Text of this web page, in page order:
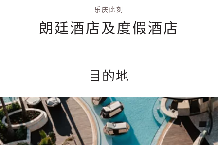
乐庆此刻
朗廷酒店及度假酒店
目的地